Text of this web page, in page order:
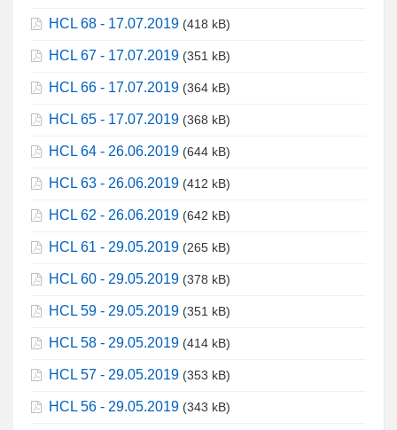
HCL 68 - 17.07.2019 (418 kB)
HCL 67 - 17.07.2019 (351 kB)
HCL 66 - 17.07.2019 (364 kB)
HCL 65 - 17.07.2019 (368 kB)
HCL 64 - 26.06.2019 (644 kB)
HCL 63 - 26.06.2019 (412 kB)
HCL 62 - 26.06.2019 (642 kB)
HCL 61 - 29.05.2019 (265 kB)
HCL 60 - 29.05.2019 (378 kB)
HCL 59 - 29.05.2019 (351 kB)
HCL 58 - 29.05.2019 (414 kB)
HCL 57 - 29.05.2019 (353 kB)
HCL 56 - 29.05.2019 (343 kB)